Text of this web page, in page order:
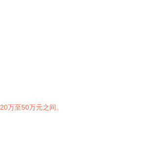
万至50万元之间。